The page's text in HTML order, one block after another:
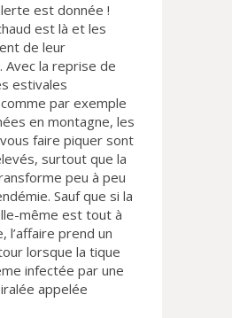
est donnée !
est là et les
de leur
Avec la reprise de
estivales
par exemple
en montagne, les
faire piquer sont
surtout que la
peu à peu
Sauf que si la
même est tout à
l’affaire prend un
lorsque la tique
infectée par une
appelée